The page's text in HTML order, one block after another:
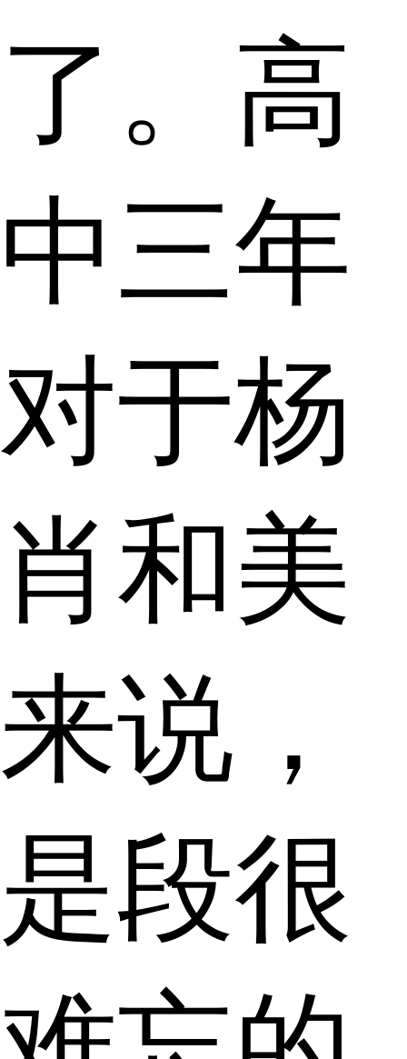
了。高
中三年
对于杨
肖和美
来说，
是段很